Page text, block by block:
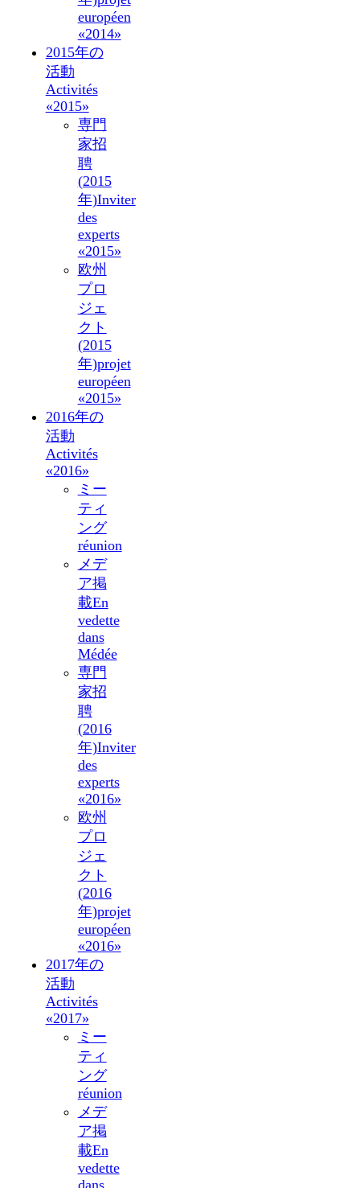
européen
«2014»
2015年の
活動
Activités
«2015»
専門
家招
聘
(2015
年)Inviter
des
experts
«2015»
欧州
プロ
ジェ
クト
(2015
年)projet
européen
«2015»
2016年の
活動
Activités
«2016»
ミー
ティ
ング
réunion
メデ
ア掲
載En
vedette
dans
Médée
専門
家招
聘
(2016
年)Inviter
des
experts
«2016»
欧州
プロ
ジェ
クト
(2016
年)projet
européen
«2016»
2017年の
活動
Activités
«2017»
ミー
ティ
ング
réunion
メデ
ア掲
載En
vedette
dans